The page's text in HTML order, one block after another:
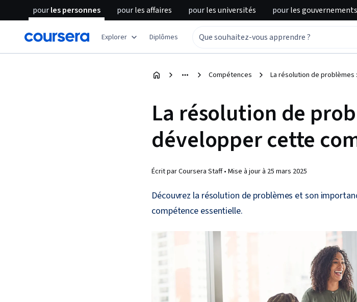
pourles personnes pourles affaires pourles universités pourles gouvernements
Explorer Diplômes
Compétences La résolution de
La résolution de
développer cette
Écrit par Coursera Staff • Mise à jour à 25 mars 2025
Découvrez la résolution de problèmes et son
compétence essentielle.